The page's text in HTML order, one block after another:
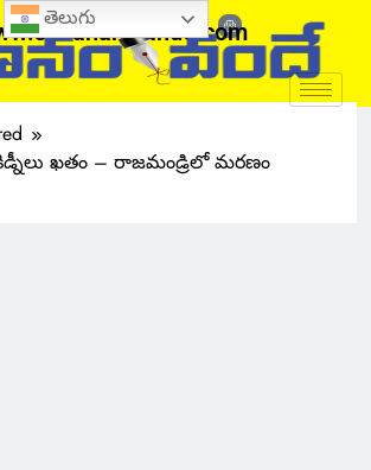
ఖతం – రాజమండ్రిలో మరణం
తెలుగు